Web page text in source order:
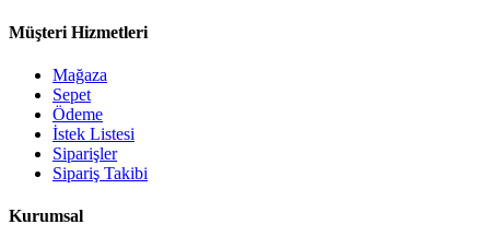
Müşteri Hizmetleri
Mağaza
Sepet
Ödeme
İstek Listesi
Siparişler
Sipariş Takibi
Kurumsal